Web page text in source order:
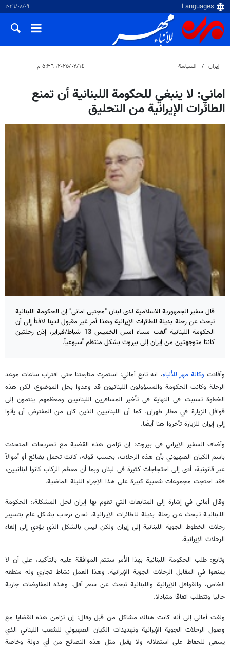
٠٩‏/٠٨‏/٢٠٢٦
إيران السياسة ١٤‏/٠٢‏/٢٠٢٥، ٥:٣٦ م
اماني: لا ينبغي للحكومة اللبنانية أن تمنع
الطائرات الإيرانية من التحليق
قال سفير الجمهورية الاسلامية لدى لبنان "مجتبى اماني" إن الحكومة اللبنانية
تبحث عن رحلة بديلة للطائرات الإيرانية وهذا أمر غير مقبول لدينا لافتاً إلى أن
الحكومة اللبنانية ألغت مساء امس الخميس 13 شباط/فبراير، إذن رحلتين
كانتا متوجهتين من إيران إلى بيروت بشكل منتظم أسبوعياً.
وأفادت وكالة مهر للأنباء، انه تابع أماني: استمرت متابعتنا حتى اقتراب ساعات موعد
الرحلة وكانت الحكومة والمسؤولون اللبنانيون قد وعدوا بحل الموضوع، لكن هذه
الخطوة تسببت في النهاية في تأخير المسافرين اللبنانيين ومعظمهم ينتمون إلى
قوافل الزیارة في مطار طهران. كما أن اللبنانيين الذين كان من المفترض أن يأتوا
إلى إيران للزیارة تأخروا هنا أيضًا.
وأضاف السفير الإيراني في بيروت: إن تزامن هذه القضية مع تصريحات المتحدث
باسم الکیان الصهيوني بأن هذه الرحلات، بحسب قوله، كانت تحمل بضائع أو أموالاً
غير قانونية، أدى إلى احتجاجات كثيرة في لبنان وبما أن معظم الركاب كانوا لبنانيين،
فقد احتجت مجموعات شعبية كبيرة على هذا الإجراء الليلة الماضية.
وقال أماني في إشارة إلى المتابعات التي تقوم بها إيران لحل المشكلة،: الحكومة
اللبنانية تبحث عن رحلة بديلة للطائرات الإيرانية. نحن نرحب بشكل عام بتسيير
رحلات الخطوط الجوية اللبنانية إلى إيران ولكن ليس بالشكل الذي يؤدي إلى إلغاء
الرحلات الإيرانية.
وتابع: طلب الحكومة اللبنانية بهذا الأمر ستتم الموافقة عليه بالتأكيد، على أن لا
يمنعوا في المقابل الرحلات الجوية الإيرانية. وهذا العمل نشاط تجاري وله منطقه
الخاص، والقوافل الإيرانية واللبنانية تبحث عن سعر أقل. وهذه المفاوضات جارية
حاليا وتتطلب اتفاقا متبادلا.
ولفت أماني إلى أنه كانت هناك مشاكل من قبل وقال: إن تزامن هذه القضايا مع
وصول الرحلات الجوية الإيرانية وتهديدات الکیان الصهيوني للشعب اللبناني الذي
يسعى للحفاظ على استقلاله ولا يقبل مثل هذه النصائح من أي دولة وخاصة